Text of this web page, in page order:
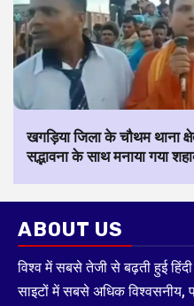
खगड़िया जिला के चौथम थाना
सद्भावना के साथ मनाया गया
ABOUT US
विश्व में सबसे तेजी से बढ़ती हुई
साइटों में सबसे अधिक विश्वसनीय,